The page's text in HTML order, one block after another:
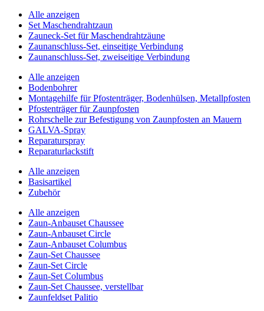
Alle anzeigen
Set Maschendrahtzaun
Zauneck-Set für Maschendrahtzäune
Zaunanschluss-Set, einseitige Verbindung
Zaunanschluss-Set, zweiseitige Verbindung
Alle anzeigen
Bodenbohrer
Montagehilfe für Pfostenträger, Bodenhülsen, Metallpfosten
Pfostenträger für Zaunpfosten
Rohrschelle zur Befestigung von Zaunpfosten an Mauern
GALVA-Spray
Reparaturspray
Reparaturlackstift
Alle anzeigen
Basisartikel
Zubehör
Alle anzeigen
Zaun-Anbauset Chaussee
Zaun-Anbauset Circle
Zaun-Anbauset Columbus
Zaun-Set Chaussee
Zaun-Set Circle
Zaun-Set Columbus
Zaun-Set Chaussee, verstellbar
Zaunfeldset Palitio